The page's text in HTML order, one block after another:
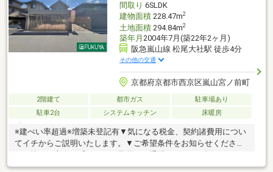
間取り 6SLDK
建物面積228.47m2
土地面積294.84m2
築年月 2004年7月(築22年2ヶ月)
阪急嵐山線 松尾大社駅 徒歩4分
その他の交通
京都府京都市西京区嵐山宮ノ前町
2階建て 都市ガス
駐車場あり
駐車2台
システムキッチン 床暖房
※建ぺい率超過※増築未登記有▼気になる税金、契約諸費用につい
てイチからご説明いたします。▼ご希望条件をお知らせくださ
金のこと、欠陥住宅の心配など、ご質問だけでもどうぞ♪【住宅ロ